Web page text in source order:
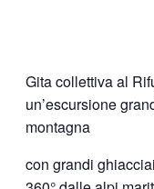
Gita collettiva al
un’escursione
montagna
con grandi